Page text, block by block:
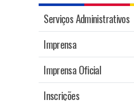
Serviços Administrativos
Imprensa
Imprensa Oficial
Inscrições